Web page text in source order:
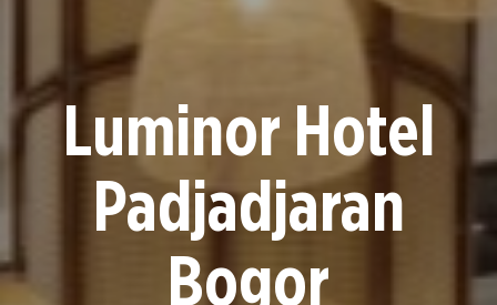
Luminor Hotel
Padjadjaran
Bogor